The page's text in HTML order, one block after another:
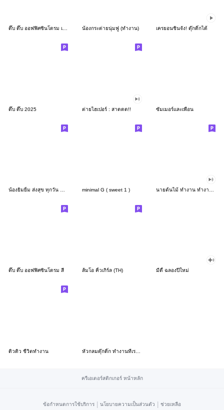
ดึ๊บ ดึ๊บ ออฟฟิศซินโดรม เก้า น้องกระต่ายนุ่มฟู (ทำงาน) เครยอนชินจัง! ดุ๊กดิ๊กได้
ดึ๊บ ดึ๊บ 2025 ต่ายไฮเปอร์ : สาดดด!! ซัมเมอร์และเพื่อน
minimal G ( sweet 1 )
ดึ๊บ ดึ๊บ ออฟฟิศซินโดรม สี่ ส้มโอ คิ้วเกิร์ล (TH) มีดี้ ฉลองปีใหม่
ดิวดิว ชีวิตทำงาน
ครีเอเตอร์สติกเกอร์ หน้าหลัก
ข้อกำหนดการใช้บริการ | นโยบายความเป็นส่วนตัว | ช่วยเหลือ